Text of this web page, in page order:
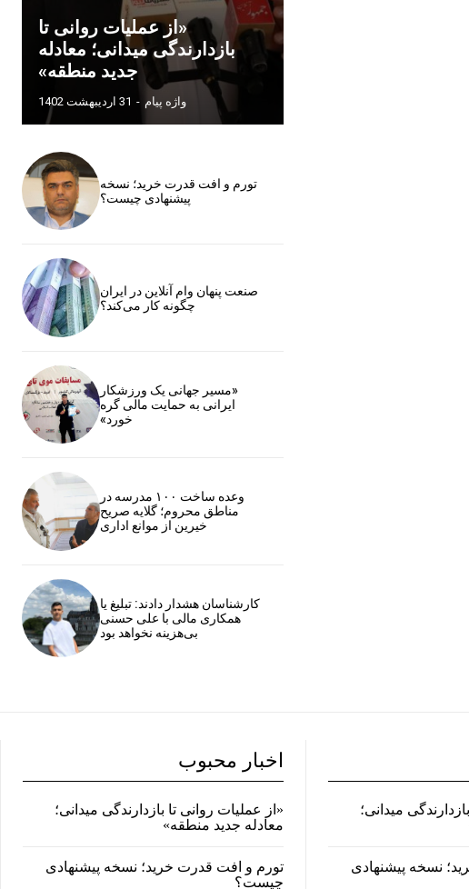
«از عملیات روانی تا
بازدارندگی میدانی؛ معادله
جدید منطقه»
واژه پیام - 31 اردیبهشت 1402
تورم و افت قدرت خرید؛ نسخه
پیشنهادی چیست؟
صنعت پنهان وام آنلاین در ایران
چگونه کار می‌کند؟
«مسیر جهانی یک ورزشکار
ایرانی به حمایت مالی گره
خورد»
وعده ساخت ۱۰۰ مدرسه در
مناطق محروم؛ گلایه صریح
خیرین از موانع اداری
کارشناسان هشدار دادند: تبلیغ یا
همکاری مالی با علی حسنی
بی‌هزینه نخواهد بود
میدانی؛
نسخه پیشنهادی
اخبار محبوب
«از عملیات روانی تا بازدارندگی میدانی؛
معادله جدید منطقه»
تورم و افت قدرت خرید؛ نسخه پیشنهادی
چیست؟